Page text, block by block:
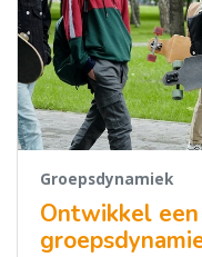
Groepsdynamiek
Ontwikkel